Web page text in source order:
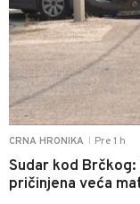
CRNA HRONIKA Pre 1 h
Sudar kod
pričinjena veća